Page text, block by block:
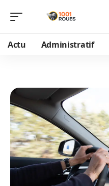
Actu Administratif